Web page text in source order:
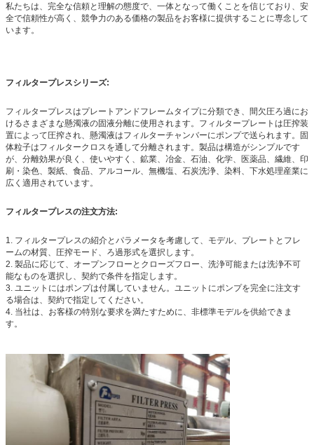
私たちは、完全な信頼と理解の態度で、一体となって働くことを信じており、安
全で信頼性が高く、競争力のある価格の製品をお客様に提供することに専念して
います。
フィルタープレスシリーズ:
フィルタープレスはプレートアンドフレームタイプに分類でき、間欠圧ろ過にお
けるさまざまな懸濁液の固液分離に使用されます。フィルタープレートは圧搾装
置によって圧搾され、懸濁液はフィルターチャンバーにポンプで送られます。固
体粒子はフィルタークロスを通して分離されます。製品は構造がシンプルです
が、分離効果が良く、使いやすく、鉱業、冶金、石油、化学、医薬品、繊維、印
刷・染色、製紙、食品、アルコール、無機塩、石炭洗浄、染料、下水処理産業に
広く適用されています。
フィルタープレスの注文方法:
1. フィルタープレスの紹介とパラメータを考慮して、モデル、プレートとフレ
ームの材質、圧搾モード、ろ過形式を選択します。
2. 製品に応じて、オープンフローとクローズフロー、洗浄可能または洗浄不可
能なものを選択し、契約で条件を指定します。
3. ユニットにはポンプは付属していません。ユニットにポンプを完全に注文す
る場合は、契約で指定してください。
4. 当社は、お客様の特別な要求を満たすために、非標準モデルを供給できま
す。